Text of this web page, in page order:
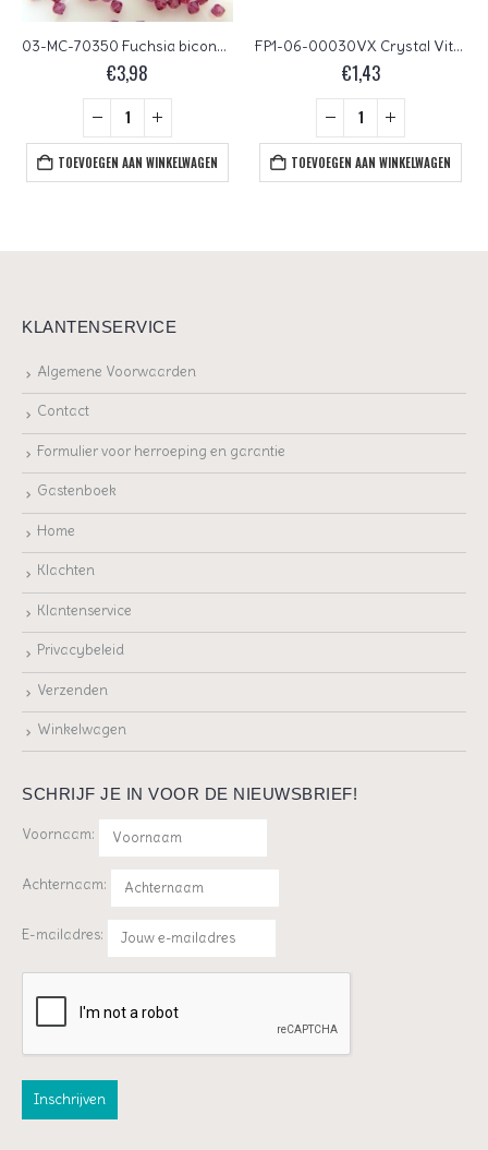
03-MC-70350 Fuchsia bicones 3 mm 50 stuks
€3,98
TOEVOEGEN AAN WINKELWAGEN
FP1-06-00030VX Crystal Vitex Czech Glass Facet Firepolish 6 mm 25 stuks
€1,43
TOEVOEGEN AAN WINKELWAGEN
KLANTENSERVICE
Algemene Voorwaarden
Contact
Formulier voor herroeping en garantie
Gastenboek
Home
Klachten
Klantenservice
Privacybeleid
Verzenden
Winkelwagen
SCHRIJF JE IN VOOR DE NIEUWSBRIEF!
Voornaam:
Achternaam:
E-mailadres: